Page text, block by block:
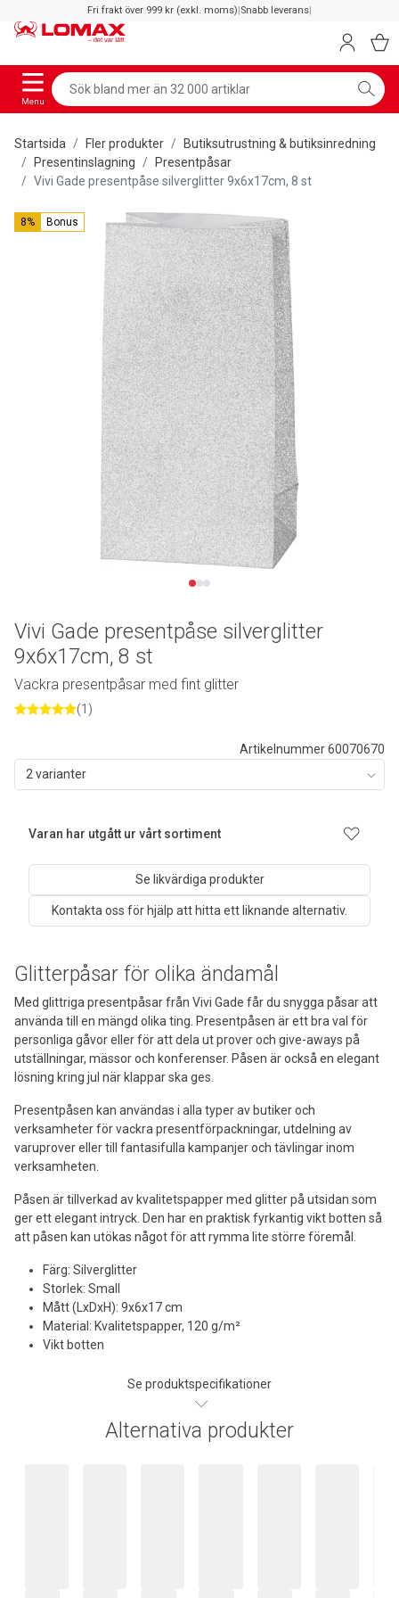
Fri frakt över 999 kr (exkl. moms)|Snabb leverans|
Menu
Startsida Fler produkter
Butiksutrustning & butiksinredning
Presentinslagning
Presentpåsar
Vivi Gade presentpåse silverglitter 9x6x17cm, 8 st
8% Bonus
Glitterpåsar för olika ändamål
Med glittriga presentpåsar från Vivi Gade får du snygga påsar att
använda till en mängd olika ting. Presentpåsen är ett bra val för
personliga gåvor eller för att dela ut prover och give-aways på
utställningar, mässor och konferenser. Påsen är också en elegant
lösning kring jul när klappar ska ges.
Presentpåsen kan användas i alla typer av butiker och
verksamheter för vackra presentförpackningar, utdelning av
varuprover eller till fantasifulla kampanjer och tävlingar inom
verksamheten.
Påsen är tillverkad av kvalitetspapper med glitter på utsidan som
ger ett elegant intryck. Den har en praktisk fyrkantig vikt botten så
att påsen kan utökas något för att rymma lite större föremål.
Färg: Silverglitter
Storlek: Small
Mått (LxDxH): 9x6x17 cm
Material: Kvalitetspapper, 120 g/m²
Vikt botten
Se produktspecifikationer
Artikelnummer 60070670
2 varianter
Varan har utgått ur vårt sortiment
Se likvärdiga produkter
Kontakta oss för hjälp att hitta ett liknande alternativ.
Vivi Gade presentpåse silverglitter
9x6x17cm, 8 st
Vackra presentpåsar med fint glitter
(1)
Alternativa produkter